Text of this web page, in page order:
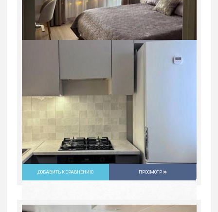
Продается 2-комн. квартира, 43,8 м²
Россия, Свердловская область,
43 м
ДОБАВИТЬ К СРАВНЕНИЮ ПРОСМОТР